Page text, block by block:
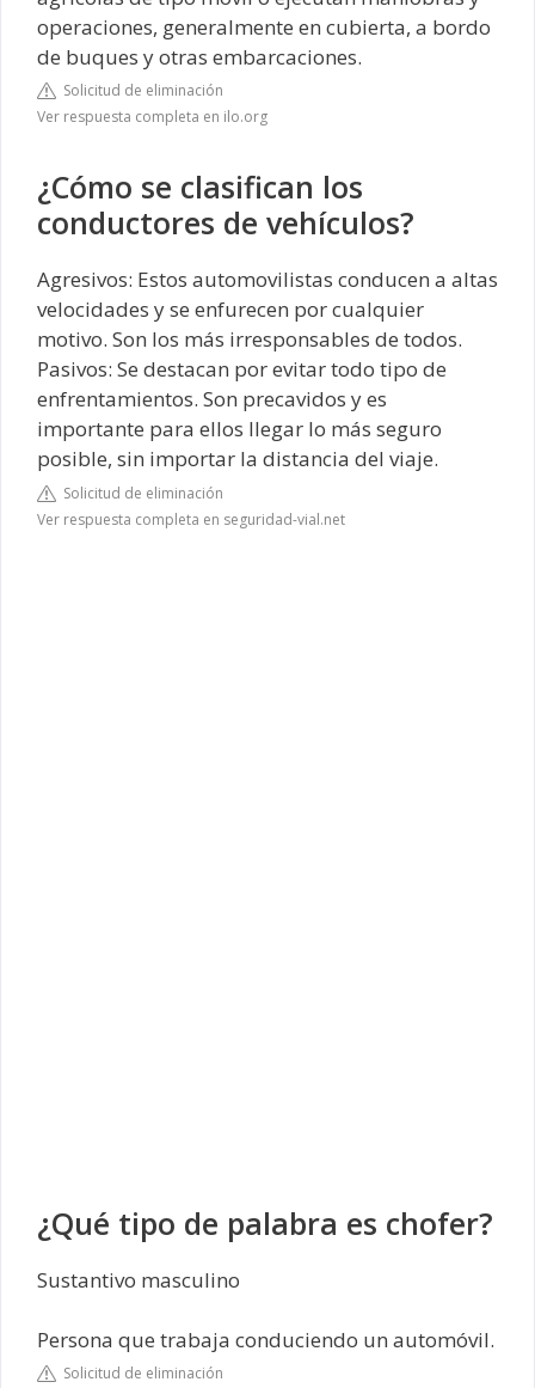
operaciones, generalmente en cubierta, a bordo
de buques y otras embarcaciones.
Solicitud de eliminación
Ver respuesta completa en ilo.org
¿Cómo se clasifican los
conductores de vehículos?
Agresivos: Estos automovilistas conducen a altas
velocidades y se enfurecen por cualquier
motivo. Son los más irresponsables de todos.
Pasivos: Se destacan por evitar todo tipo de
enfrentamientos. Son precavidos y es
importante para ellos llegar lo más seguro
posible, sin importar la distancia del viaje.
Solicitud de eliminación
Ver respuesta completa en seguridad-vial.net
¿Qué tipo de palabra es chofer?
Sustantivo masculino
Persona que trabaja conduciendo un automóvil.
Solicitud de eliminación